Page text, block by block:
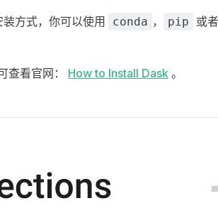
方式，你可以使用 conda ， pip
或
查看官网： How to Install Dask 。